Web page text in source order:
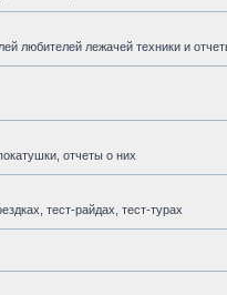
любителей лежачей техники и
отчеты о них
тест-райдах, тест-турах